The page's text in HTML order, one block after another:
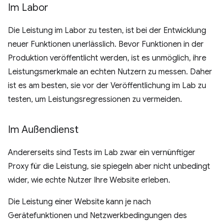
Im Labor
Die Leistung im Labor zu testen, ist bei der Entwicklung
neuer Funktionen unerlässlich. Bevor Funktionen in der
Produktion veröffentlicht werden, ist es unmöglich, ihre
Leistungsmerkmale an echten Nutzern zu messen. Daher
ist es am besten, sie vor der Veröffentlichung im Lab zu
testen, um Leistungsregressionen zu vermeiden.
Im Außendienst
Andererseits sind Tests im Lab zwar ein vernünftiger
Proxy für die Leistung, sie spiegeln aber nicht unbedingt
wider, wie echte Nutzer Ihre Website erleben.
Die Leistung einer Website kann je nach
Gerätefunktionen und Netzwerkbedingungen des